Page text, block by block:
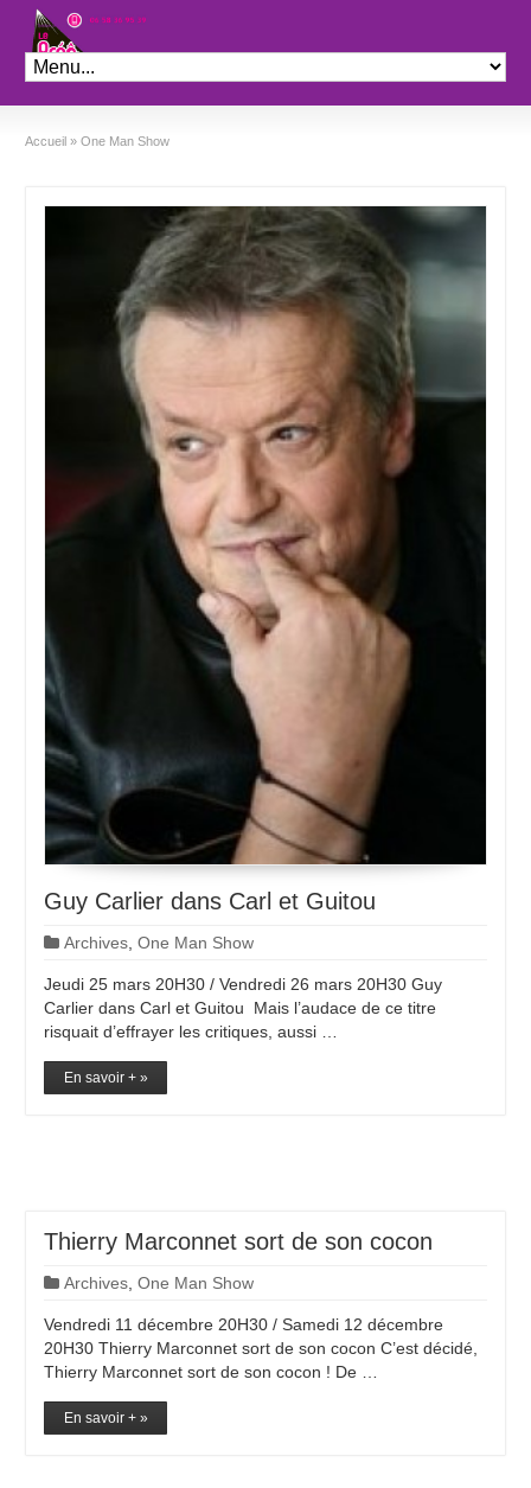
Théâtre le Préo
Accueil » One Man Show
Guy Carlier dans Carl et Guitou
Archives ,One Man Show
Jeudi 25 mars 20H30 / Vendredi 26 mars 20H30 Guy
Carlier dans Carl et Guitou Mais l’audace de ce titre
risquait d’effrayer les critiques, aussi …
En savoir + »
Thierry Marconnet sort de son cocon
Archives ,One Man Show
Vendredi 11 décembre 20H30 / Samedi 12 décembre
20H30 Thierry Marconnet sort de son cocon C’est décidé,
Thierry Marconnet sort de son cocon ! De …
En savoir + »